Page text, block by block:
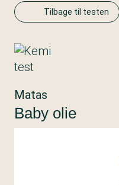
Tilbage til testen
Matas
Baby olie